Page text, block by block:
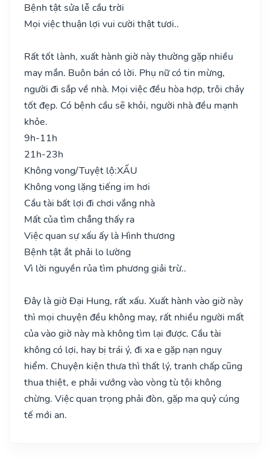
Bệnh tật sửa lễ cầu trời
Mọi việc thuận lợi vui cười thật tươi..
Rất tốt lành, xuất hành giờ này thường gặp nhiều
may mắn. Buôn bán có lời. Phụ nữ có tin mừng,
người đi sắp về nhà. Mọi việc đều hòa hợp, trôi chảy
tốt đẹp. Có bệnh cầu sẽ khỏi, người nhà đều mạnh
khỏe.
9h-11h
21h-23h
Không vong/Tuyệt lộ:XẤU
Không vong lặng tiếng im hơi
Cầu tài bất lợi đi chơi vắng nhà
Mất của tìm chẳng thấy ra
Việc quan sự xấu ấy là Hình thương
Bệnh tật ắt phải lo lường
Vì lời nguyền rủa tìm phương giải trừ..
Đây là giờ Đại Hung, rất xấu. Xuất hành vào giờ này
thì mọi chuyện đều không may, rất nhiều người mất
của vào giờ này mà không tìm lại được. Cầu tài
không có lợi, hay bị trái ý, đi xa e gặp nạn nguy
hiểm. Chuyện kiện thưa thì thất lý, tranh chấp cũng
thua thiệt, e phải vướng vào vòng tù tội không
chừng. Việc quan trọng phải đòn, gặp ma quỷ cúng
tế mới an.